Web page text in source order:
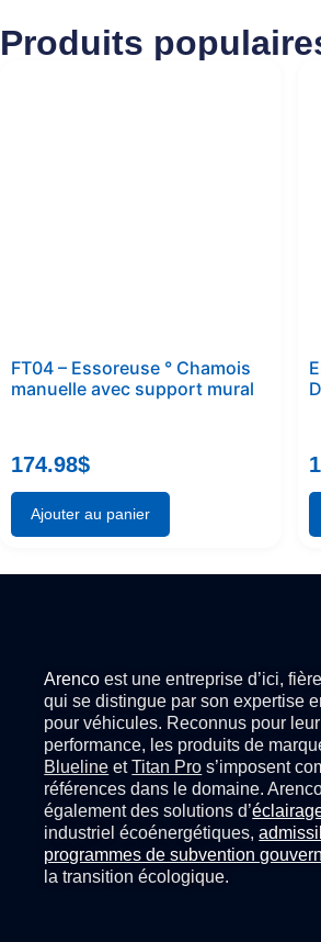
Produits
FT04 – Essoreuse ° Chamois
manuelle avec support mural
174.98$
Ajouter au panier
Arenco est une entreprise d’ici,
qui se distingue par son expertise
pour véhicules. Reconnus pour
performance, les produits de
Blueline etTitan Pro s’imposent
références dans le domaine.
également des solutions d’
industriel écoénergétiques,
programmes de subvention
la transition écologique.